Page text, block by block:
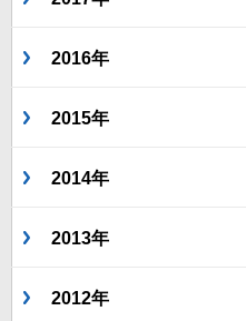
2016年
2015年
2014年
2013年
2012年